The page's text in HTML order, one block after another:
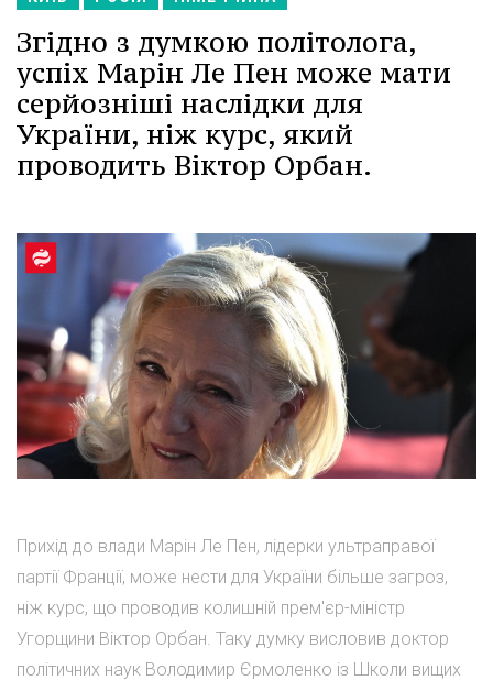
Згідно з думкою політолога,
успіх Марін Ле Пен може мати
серйозніші наслідки для
України, ніж курс, який
проводить Віктор Орбан.
Прихід до влади Марін Ле Пен, лідерки ультраправої
партії Франції, може нести для України більше загроз,
ніж курс, що проводив колишній прем'єр-міністр
Угорщини Віктор Орбан. Таку думку висловив доктор
політичних наук Володимир Єрмоленко із Школи вищих